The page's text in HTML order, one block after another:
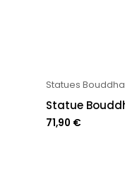
Statues Bouddha
Statue
71,90 €